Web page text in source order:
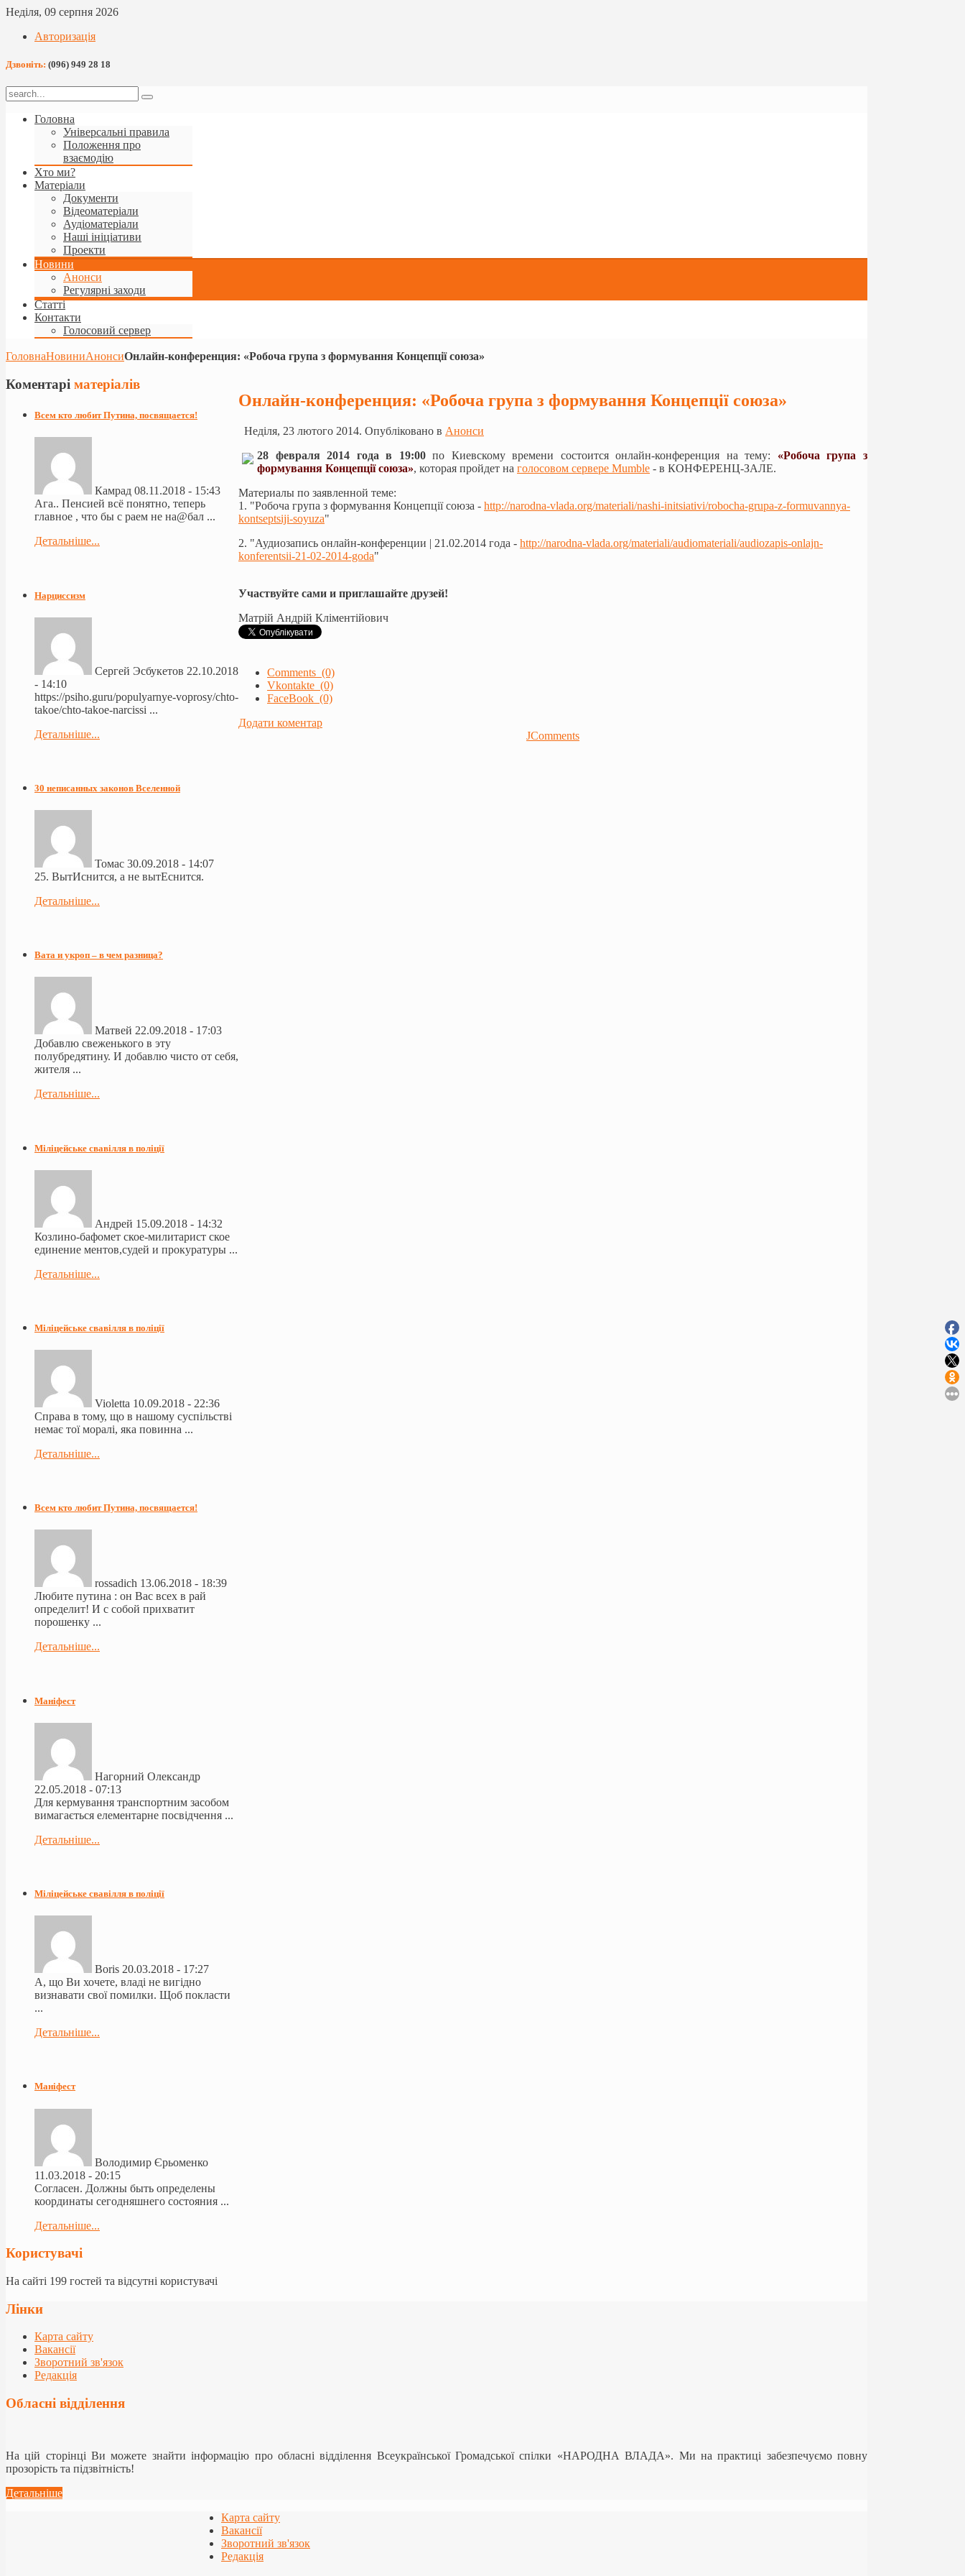
Неділя, 09 серпня 2026
Авторизація
Дзвоніть: (096) 949 28 18
Головна
Універсальні правила
Положення про
взаємодію
Хто ми?
Матеріали
Документи
Відеоматеріали
Аудіоматеріали
Наші ініціативи
Проекти
Новини
Анонси
Регулярні заходи
Статті
Контакти
Голосовий сервер
ГоловнаНовиниАнонсиОнлайн-конференция: «Робоча група з формування Концепції союза»
Онлайн-конференция: «Робоча група з формування Концепції союза»
Неділя, 23 лютого 2014. Опубліковано в Анонси
28 февраля 2014 года в 19:00по Киевскому времени состоится онлайн-конференция на тему: «Робоча група з
формування Концепції союза», которая пройдет на голосовом сервере Mumble - в КОНФЕРЕНЦ-ЗАЛЕ.
Материалы по заявленной теме:
1. "Робоча група з формування Концепції союза - http://narodna-vlada.org/materiali/nashi-initsiativi/robocha-grupa-z-formuvannya-
kontseptsiji-soyuza"
2. "Аудиозапись онлайн-конференции | 21.02.2014 года - http://narodna-vlada.org/materiali/audiomateriali/audiozapis-onlajn-
konferentsii-21-02-2014-goda"
Участвуйте сами и приглашайте друзей!
Матрій Андрій Кліментійович
Comments (0)
Vkontakte (0)
FaceBook (0)
Додати коментар
JComments
Коментарі матеріалів
Всем кто любит Путина, посвящается!
Камрад 08.11.2018 - 15:43
Ага.. Пенсией всё понятно, теперь
главное , что бы с раем не на@бал ...
Детальніше...
Нарциссизм
Сергей Эсбукетов 22.10.2018
- 14:10
https://psiho.guru/populyarnye-voprosy/chto-
takoe/chto-takoe-narcissi ...
Детальніше...
30 неписанных законов Вселенной
Томас 30.09.2018 - 14:07
25. ВытИснится, а не вытЕснится.
Детальніше...
Вата и укроп – в чем разница?
Матвей 22.09.2018 - 17:03
Добавлю свеженького в эту
полубредятину. И добавлю чисто от себя,
жителя ...
Детальніше...
Міліцейське свавілля в поліції
Андрей 15.09.2018 - 14:32
Козлино-бафомет ское-милитарист ское
единение ментов,судей и прокуратуры ...
Детальніше...
Міліцейське свавілля в поліції
Violetta 10.09.2018 - 22:36
Справа в тому, що в нашому суспільстві
немає тої моралі, яка повинна ...
Детальніше...
Всем кто любит Путина, посвящается!
rossadich 13.06.2018 - 18:39
Любите путина : он Вас всех в рай
определит! И с собой прихватит
порошенку ...
Детальніше...
Маніфест
Нагорний Олександр
22.05.2018 - 07:13
Для кермування транспортним засобом
вимагається елементарне посвідчення ...
Детальніше...
Міліцейське свавілля в поліції
Boris 20.03.2018 - 17:27
А, що Ви хочете, владі не вигідно
визнавати свої помилки. Щоб покласти
...
Детальніше...
Маніфест
Володимир Єрьоменко
11.03.2018 - 20:15
Согласен. Должны быть определены
координаты сегодняшнего состояния ...
Детальніше...
Користувачі
На сайті 199 гостей та відсутні користувачі
Лінки
Карта сайту
Вакансії
Зворотний зв'язок
Редакція
Обласні відділення
На цій сторінці Ви можете знайти інформацію про обласні відділення Всеукраїнської Громадської спілки «НАРОДНА ВЛАДА». Ми на практиці забезпечуємо повну
прозорість та підзвітність!
Детальніше
Карта сайту
Вакансії
Зворотний зв'язок
Редакція